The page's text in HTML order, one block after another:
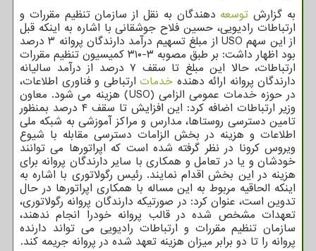
به گزارش توسعه دهندگان به نقل از سازمان تنظیم مقررات و
ارتباطات رادیویی، حسین فلاح جوشقانی با اشاره به اینکه قبل
از این سهم USO از مبلغ تسهیم درآمد دارندگان پروانه ۳ درصد
بود اظهار داشت: بر طبق مصوبه ۳-۳۱۰ کمیسیون تنظیم مقررات
ارتباطات، حالا این مبلغ تا سقف ۷ درصد از درآمد سالیانه
دارندگان پروانه ارائه دهنده خدمات ارتباطی و فناوری اطلاعات،
در حوزه خدمات عمومی الزامی (USO) هزینه می شود. معاون
وزیر ارتباطات اضافه کرد: این افزایش تا سقف ۴ درصد بمنظور
تامین دسترسی روستاها، مدارس و مراکز آموزشی به شبکه ملی
اطلاعات و هزینه در بخش الزامات دسترسی مقابله با شیوع
ویروس کرونا در نظر گرفته شده است که اپراتورها می توانند
خودشان و یا در تعامل و همکاری با سایر دارندگان پروانه برای
هزینه در این بخش اقدام نمایند. رئیس رگولاتوری با اشاره به
اینکه الحاقیه مربوط به این مساله با همکاری اپراتورها در حال
تدوین است، عنوان کرد: در صورتیکه دارندگان پروانه رگولاتوری،
تعهدات مشخص شده در قالب پروانه خودرا انجام ندهند،
سازمان تنظیم مقررات و ارتباطات رادیویی می تواند دارنده
پروانه را تا دو برابر میزان هزینه تعهد شده در پروانه جریمه کند.